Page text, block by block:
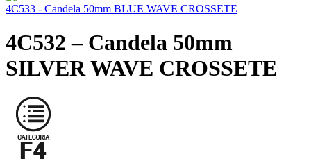
4C533 - Candela 50mm BLUE WAVE CROSSETE
4C532 – Candela 50mm
SILVER WAVE CROSSETE